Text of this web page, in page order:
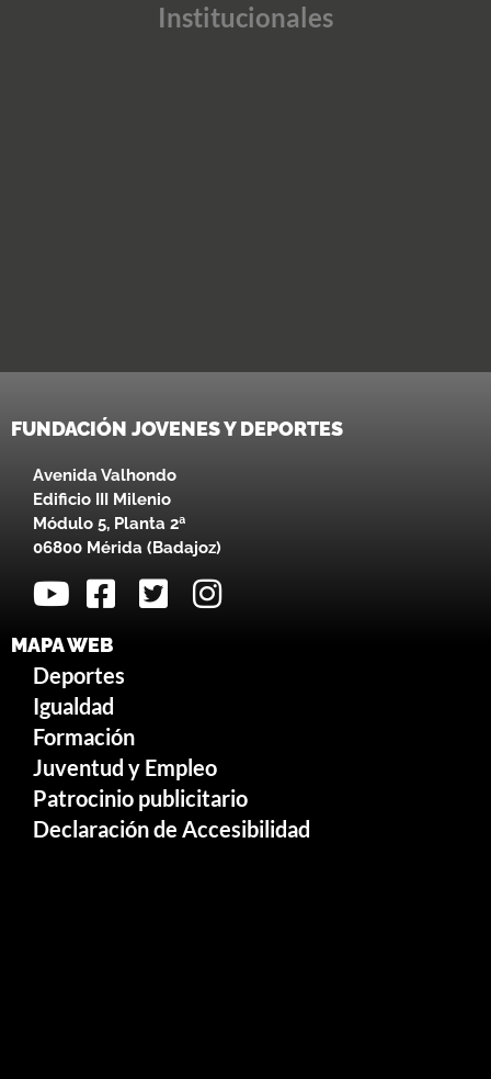
Institucionales
FUNDACIÓN JOVENES Y DEPORTES
Avenida Valhondo
Edificio III Milenio
Módulo 5, Planta 2ª
06800 Mérida (Badajoz)
MAPA WEB
Deportes
Igualdad
Formación
Juventud y Empleo
Patrocinio publicitario
Declaración de Accesibilidad